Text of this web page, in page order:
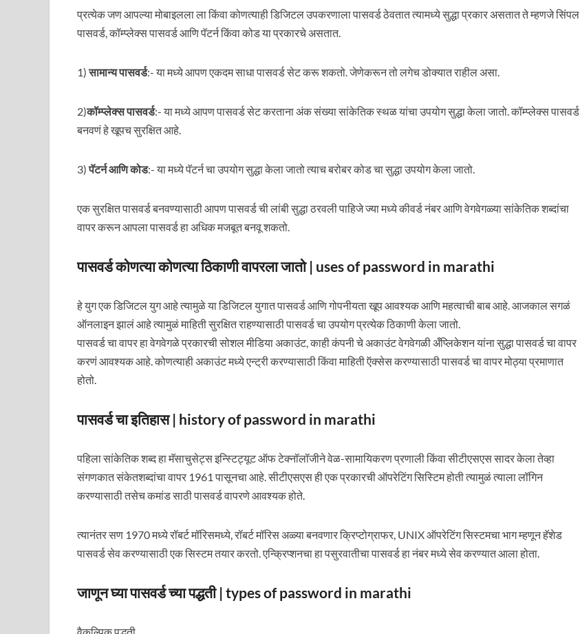
प्रत्येक जण आपल्या मोबाइलला ला किंवा कोणत्याही डिजिटल उपकरणाला पासवर्ड ठेवतात त्यामध्ये सुद्धा प्रकार असतात ते म्हणजे सिंपल
पासवर्ड, कॉम्प्लेक्स पासवर्ड आणि पॅटर्न किंवा कोड या प्रकारचे असतात.
1)सामान्य पासवर्ड:- या मध्ये आपण एकदम साधा पासवर्ड सेट करू शकतो. जेणेकरून तो लगेच डोक्यात राहील असा.
2)कॉम्प्लेक्स पासवर्ड:- या मध्ये आपण पासवर्ड सेट करताना अंक संख्या सांकेतिक स्थळ यांचा उपयोग सुद्धा केला जातो. कॉम्प्लेक्स पासवर्ड
बनवणं हे खूपच सुरक्षित आहे.
3)पॅटर्न आणि कोड:- या मध्ये पॅटर्न चा उपयोग सुद्धा केला जातो त्याच बरोबर कोड चा सुद्धा उपयोग केला जातो.
एक सुरक्षित पासवर्ड बनवण्यासाठी आपण पासवर्ड ची लांबी सुद्धा ठरवली पाहिजे ज्या मध्ये कीवर्ड नंबर आणि वेगवेगळ्या सांकेतिक शब्दांचा
वापर करून आपला पासवर्ड हा अधिक मजबूत बनवू शकतो.
पासवर्ड कोणत्या कोणत्या ठिकाणी वापरला जातो | uses of password in marathi
हे युग एक डिजिटल युग आहे त्यामुळे या डिजिटल युगात पासवर्ड आणि गोपनीयता खूप आवश्यक आणि महत्वाची बाब आहे. आजकाल सगळं
ऑनलाइन झालं आहे त्यामुळं माहिती सुरक्षित राहण्यासाठी पासवर्ड चा उपयोग प्रत्येक ठिकाणी केला जातो.
पासवर्ड चा वापर हा वेगवेगळे प्रकारची सोशल मीडिया अकाउंट, काही कंपनी चे अकाउंट वेगवेगळी अँप्लिकेशन यांना सुद्धा पासवर्ड चा वापर
करणं आवश्यक आहे. कोणत्याही अकाउंट मध्ये एन्ट्री करण्यासाठी किंवा माहिती ऍक्सेस करण्यासाठी पासवर्ड चा वापर मोठ्या प्रमाणात
होतो.
पासवर्ड चा इतिहास | history of password in marathi
पहिला सांकेतिक शब्द हा मॅसाचुसेट्स इन्स्टिट्यूट ऑफ टेक्नॉलॉजीने वेळ-सामायिकरण प्रणाली किंवा सीटीएसएस सादर केला तेव्हा
संगणकात संकेतशब्दांचा वापर 1961 पासूनचा आहे. सीटीएसएस ही एक प्रकारची ऑपरेटिंग सिस्टिम होती त्यामुळं त्याला लॉगिन
करण्यासाठी तसेच कमांड साठी पासवर्ड वापरणे आवश्यक होते.
त्यानंतर सण 1970 मध्ये रॉबर्ट मॉरिसमध्ये, रॉबर्ट मॉरिस अळ्या बनवणार क्रिप्टोग्राफर, UNIX ऑपरेटिंग सिस्टमचा भाग म्हणून हॅशेड
पासवर्ड सेव करण्यासाठी एक सिस्टम तयार करतो. एन्क्रिप्शनचा हा पसुरवातीचा पासवर्ड हा नंबर मध्ये सेव करण्यात आला होता.
जाणून घ्या पासवर्ड च्या पद्धती | types of password in marathi